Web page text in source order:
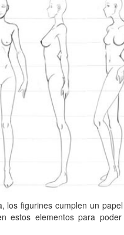
los figurines cumplen un
estos elementos para